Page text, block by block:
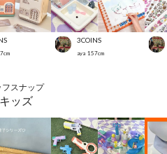
cm
3COINS
aya 157cm
フスナップ
ッズ